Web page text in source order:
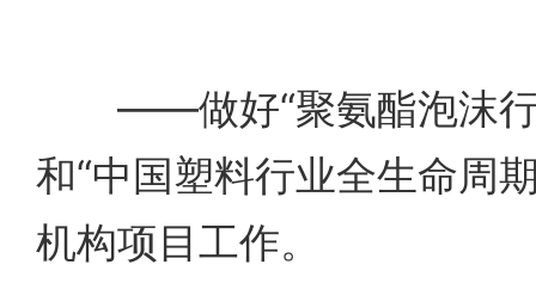
——做好“聚氨酯泡沫行
和“中国塑料行业全生命周
机构项目工作。